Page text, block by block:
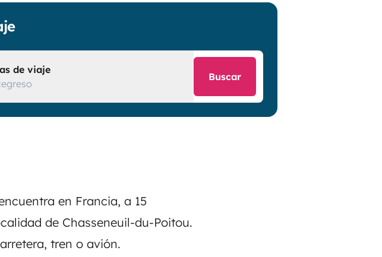
de viaje
Buscar
en Francia, a 15
de Chasseneuil-du-Poitou.
tren o avión.